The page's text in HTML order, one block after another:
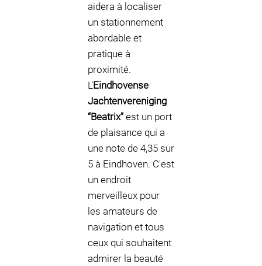
aidera à localiser
un stationnement
abordable et
pratique à
proximité.
L'Eindhovense
Jachtenvereniging
“Beatrix” est un port
de plaisance qui a
une note de 4,35 sur
5 à Eindhoven. C'est
un endroit
merveilleux pour
les amateurs de
navigation et tous
ceux qui souhaitent
admirer la beauté